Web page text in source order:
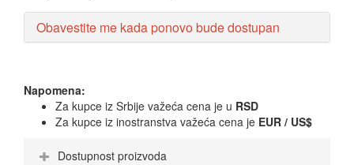
Obavestite me kada ponovo bude dostupan
Napomena:
Za kupce iz Srbije važeća cena je u RSD
Za kupce iz inostranstva važeća cena je EUR / US$
Dostupnost proizvoda